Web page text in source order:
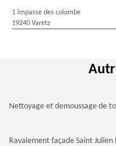
1 impasse des colombe
19240 Varetz
Nettoyage et demoussage de
Ravalement façade Saint Julien